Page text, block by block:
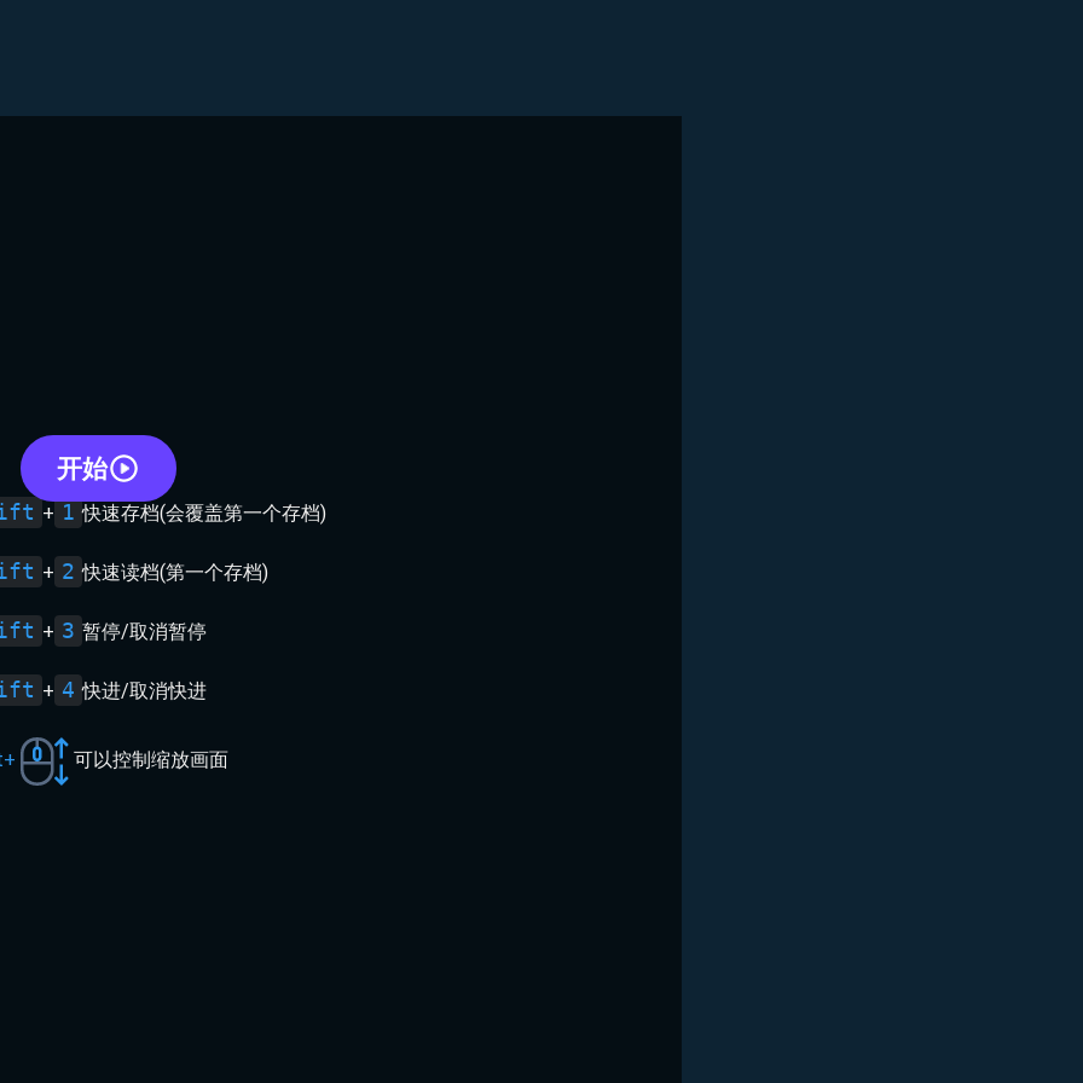
+ 1 快速存档(会覆盖第一个存档)
+ 2 快速读档(第一个存档)
+ 3 暂停/取消暂停
+ 4 快进/取消快进
可以控制缩放画面
开始